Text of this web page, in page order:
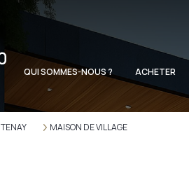
QUI SOMMES-NOUS ? ACHETER
TENAY MAISON DE VILLAGE